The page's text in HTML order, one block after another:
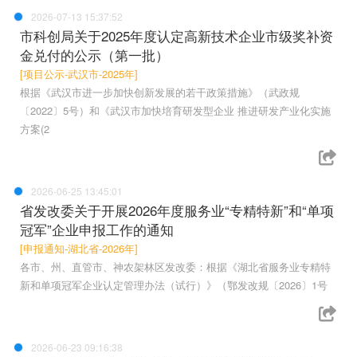
2026-07-13 15:37:52
市科创局关于2025年度认定高新技术企业市级奖补资
金兑付的公示（第一批）
[项目公示-武汉市-2025年]
根据《武汉市进一步加快创新发展的若干政策措施》（武政规
〔2022〕5号）和《武汉市加快培育研发型企业 推进研发产业化实施
方案(2
2026-06-25 13:45:01
省发改委关于开展2026年度服务业“专精特新”和“单项
冠军”企业申报工作的通知
[申报通知-湖北省-2026年]
各市、州、直管市、神农架林区发改委：根据《湖北省服务业专精特
新和单项冠军企业认定管理办法（试行）》（鄂发改规〔2026〕1号
2026-06-23 09:16:38